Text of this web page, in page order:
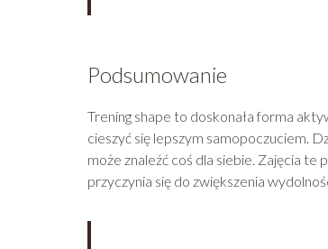
Podsumowanie
Trening shape to doskonała forma
cieszyć się lepszym samopoczuciem.
może znaleźć coś dla siebie. Zajęcia
przyczynia się do zwiększenia